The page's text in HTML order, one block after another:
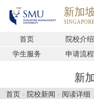
新加
首页 院校介绍
学生服务
申请流程
新
首页 > 院校新闻 > 阅读详细